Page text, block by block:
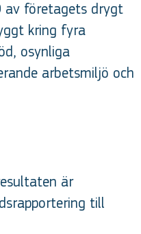
företagets drygt
kring fyra
osynliga
arbetsmiljö och
är
till